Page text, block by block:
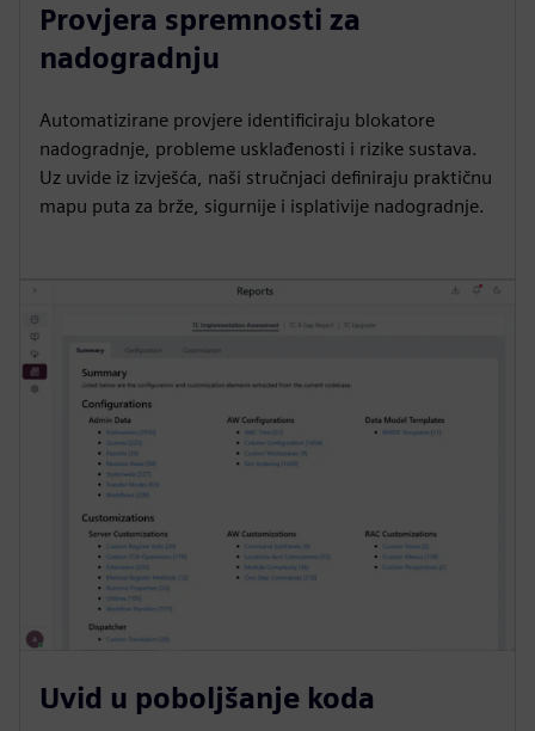
Provjera spremnosti za
nadogradnju
Automatizirane provjere identificiraju blokatore
nadogradnje, probleme usklađenosti i rizike sustava.
Uz uvide iz izvješća, naši stručnjaci definiraju praktičnu
mapu puta za brže, sigurnije i isplativije nadogradnje.
Uvid u poboljšanje koda